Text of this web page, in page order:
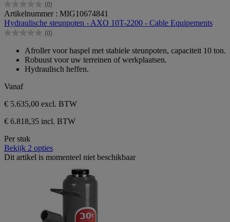
(0)
0.0
van
de
5
Artikelnummer : MIG10674841
Hydraulische steunpoten - AXO 10T-2200 - Cable Equipements
(0)
0.0
sterren.
Afroller voor haspel met stabiele steunpoten, capaciteit 10 ton.
Robuust voor uw terreinen of werkplaatsen.
Hydraulisch heffen.
Vanaf
€ 5.635,00 excl. BTW
€ 6.818,35 incl. BTW
Per stuk
Bekijk 2 opties
Dit artikel is momenteel niet beschikbaar